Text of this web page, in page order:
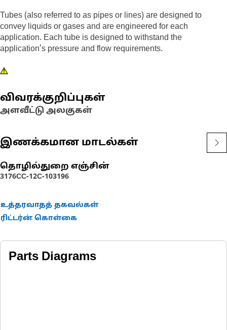
Tubes (also referred to as pipes or lines) are designed to
convey liquids or gases and are engineered for each
application. Each tube is designed to withstand the
application’s pressure and flow requirements.
விவரக்குறிப்புகள்
அளவீட்டு அலகுகள்
இணக்கமான மாடல்கள்
தொழில்துறை எஞ்சின்
3176CC-12C-103196
உத்தரவாதத் தகவல்கள்
ரிட்டர்ன் கொள்கை
Parts Diagrams